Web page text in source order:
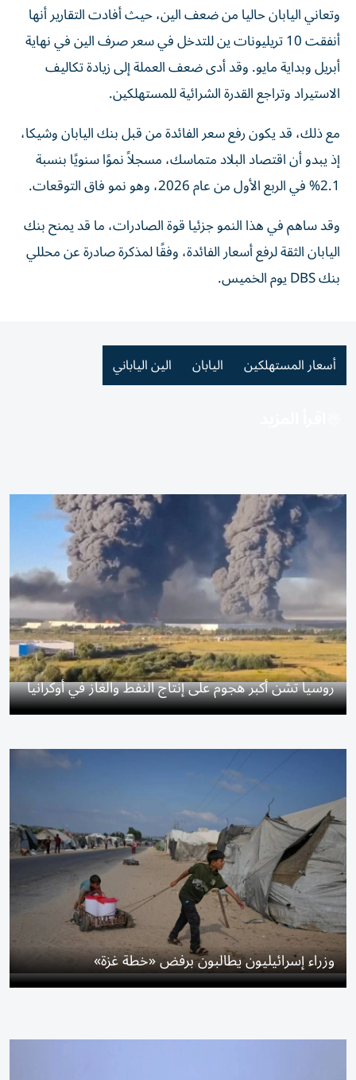
وتعاني اليابان حاليا من ضعف الين، حيث أفادت التقارير أنها
أنفقت 10 تريليونات ين للتدخل في سعر صرف الين في نهاية
أبريل وبداية مايو. وقد أدى ضعف العملة إلى زيادة تكاليف
الاستيراد وتراجع القدرة الشرائية للمستهلكين.
مع ذلك، قد يكون رفع سعر الفائدة من قبل بنك اليابان وشيكا،
إذ يبدو أن اقتصاد البلاد متماسك، مسجلاً نموًا سنويًا بنسبة
2.1% في الربع الأول من عام 2026، وهو نمو فاق التوقعات.
وقد ساهم في هذا النمو جزئيا قوة الصادرات، ما قد يمنح بنك
اليابان الثقة لرفع أسعار الفائدة، وفقًا لمذكرة صادرة عن محللي
بنك DBS يوم الخميس.
أسعار المستهلكين اليابان الين الياباني
روسيا تشن أكبر هجوم على إنتاج النفط والغاز في أوكرانيا
وزراء إسرائيليون يطالبون برفض «خطة غزة»